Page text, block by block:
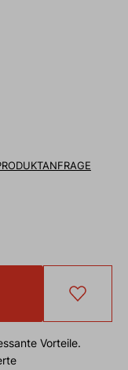
Vorteile.